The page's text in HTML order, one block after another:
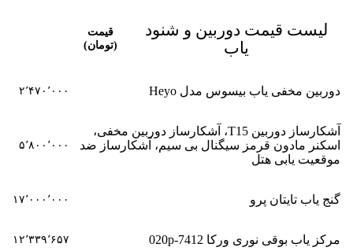
لیست قیمت دوربین و شنود
یاب
قیمت
(تومان)
دوربین مخفی یاب بیسوس مدل Heyo ۲٬۴۷۰٬۰۰۰
آشکارساز دوربین T15، آشکارساز دوربین مخفی،
اسکنر مادون قرمز سیگنال بی سیم، آشکارساز ضد
موقعیت یابی هتل
۵٬۸۰۰٬۰۰۰
گنج یاب تایتان پرو ۱۷٬۰۰۰٬۰۰۰
مرکز یاب بوقی نوری ورکا 7412-020p ۱۲٬۳۳۹٬۶۵۷